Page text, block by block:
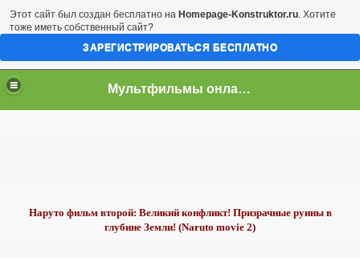
Мультфильмы онлайн скачать бесплатно
Наруто фильм второй: Великий конфликт! Призрачные руины в
глубине Земли! (Naruto movie 2)
Этот сайт был создан бесплатно на Homepage-Konstruktor.ru. Хотите
тоже иметь собственный сайт?
ЗАРЕГИСТРИРОВАТЬСЯ БЕСПЛАТНО